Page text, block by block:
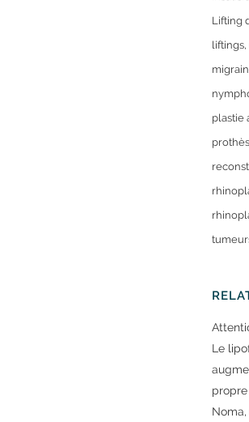
Lifting
liftings
plastie
Le